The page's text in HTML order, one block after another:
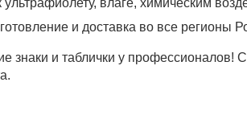
влаге, химическим
и доставка во все регионы
знаки и таблички у профессионалов!